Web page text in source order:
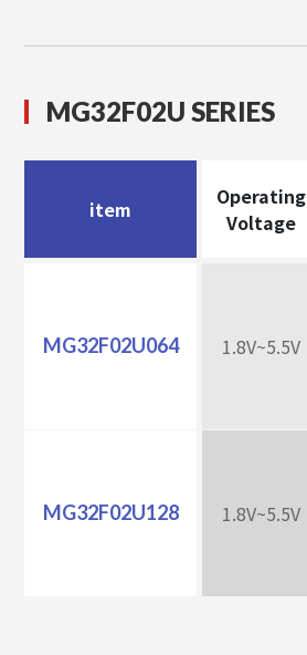
MG32F02U SERIES
item
Operating
Voltage
MG32F02U064 1.8V~5.5V
MG32F02U128 1.8V~5.5V